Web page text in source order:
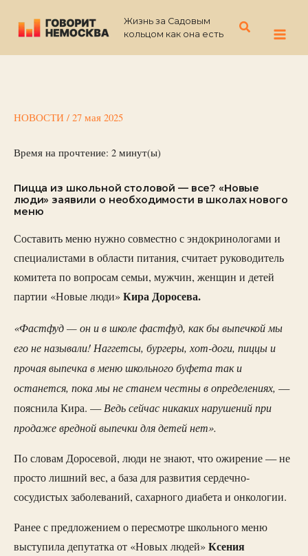
содержимому
Жизнь за Садовым
кольцом как она есть
Поиск
НОВОСТИ / 27 мая 2025
Время на прочтение: 2 минут(ы)
Пицца из школьной столовой — все? «Новые
люди» заявили о необходимости в школах нового
меню
Составить меню нужно совместно с эндокринологами и
специалистами в области питания, считает руководитель
комитета по вопросам семьи, мужчин, женщин и детей
партии «Новые люди» Кира Доросева.
«Фастфуд — он и в школе фастфуд, как бы выпечкой мы
его не называли! Наггетсы, бургеры, хот-доги, пиццы и
прочая выпечка в меню школьного буфета так и
останется, пока мы не станем честны в определениях, —
пояснила Кира. —Ведь сейчас никаких нарушений при
продаже вредной выпечки для детей нет».
По словам Доросевой, люди не знают, что ожирение — не
просто лишний вес, а база для развития сердечно-
сосудистых заболеваний, сахарного диабета и онкологии.
Ранее с предложением о пересмотре школьного меню
выступила депутатка от «Новых людей» Ксения